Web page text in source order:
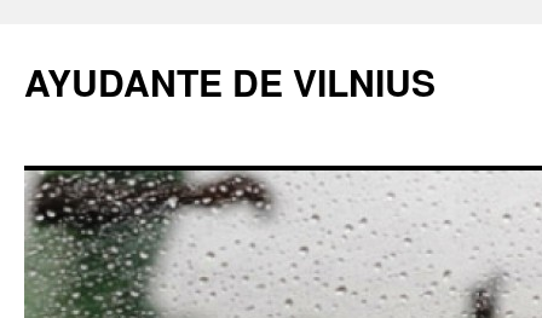
AYUDANTE DE VILNIUS